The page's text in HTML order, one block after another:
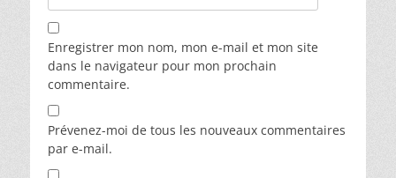
Enregistrer mon nom, mon e-mail et mon site
dans le navigateur pour mon prochain
commentaire.
Prévenez-moi de tous les nouveaux commentaires
par e-mail.